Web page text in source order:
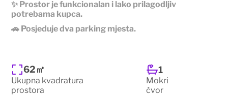
✨ Prostor je funkcionalan i lako prilagodljiv
potrebama kupca.
🚗 Posjeduje dva parking mjesta.
62㎡
Ukupna kvadratura
prostora
1
Mokri
čvor